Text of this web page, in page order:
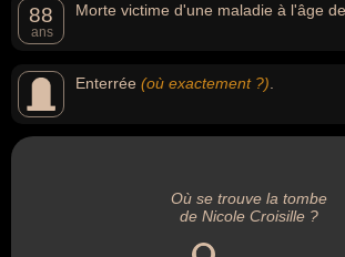
88
ans
Morte victime d'une maladie à l'âge
Enterrée (où exactement ?)
Où se trouve la tombe
de Nicole Croisille ?